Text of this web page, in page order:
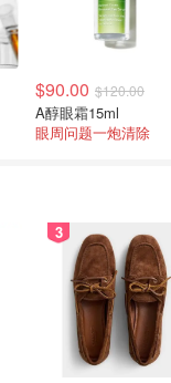
$90.00 $120.00
A醇眼霜15ml
眼周问题一炮清除
3